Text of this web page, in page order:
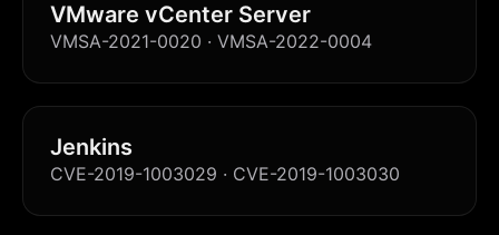
VMware vCenter Server
VMSA-2021-0020 · VMSA-2022-0004
Jenkins
CVE-2019-1003029 · CVE-2019-1003030